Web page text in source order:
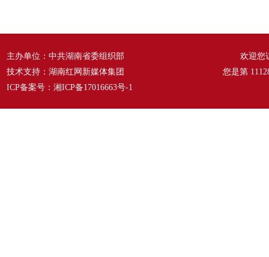
主办单位：中共湖南省委组织部
技术支持：湖南红网新媒体集团
ICP备案号： 湘ICP备17016663号-1
欢迎您
您是第